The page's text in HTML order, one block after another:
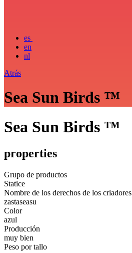
es
en
nl
Atrás
Sea Sun Birds ™
Sea Sun Birds ™
properties
Grupo de productos
Statice
Nombre de los derechos de los criadores
zastaseasu
Color
azul
Producción
muy bien
Peso por tallo